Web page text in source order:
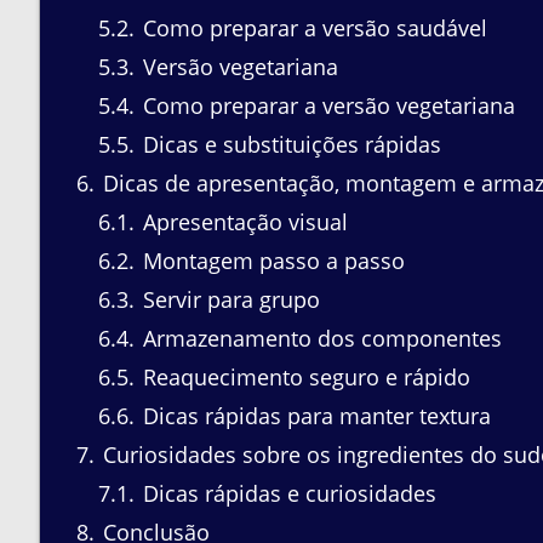
5.2 Como preparar a versão saudável
5.3 Versão vegetariana
5.4 Como preparar a versão vegetariana
5.5 Dicas e substituições rápidas
6 Dicas de apresentação, montagem e
6.1
Apresentação visual
6.2 Montagem passo a passo
6.3 Servir para grupo
6.4 Armazenamento dos componentes
6.5 Reaquecimento seguro e rápido
6.6 Dicas rápidas para manter textura
7 Curiosidades sobre os ingredientes do
7.1
Dicas rápidas e curiosidades
8 Conclusão